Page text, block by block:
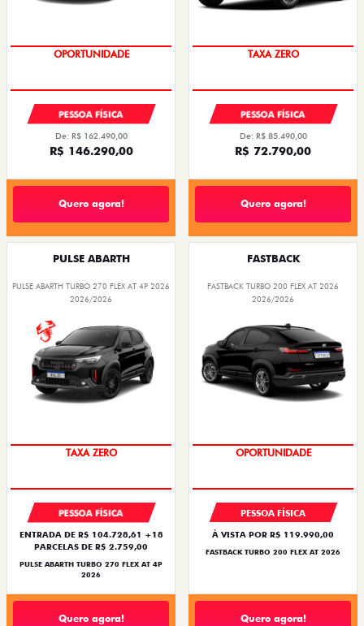
OPORTUNIDADE
PESSOA FÍSICA
De: R$ 162.490,00
R$ 146.290,00
Quero agora!
TAXA ZERO
PESSOA FÍSICA
De: R$ 85.490,00
R$ 72.790,00
Quero agora!
PULSE ABARTH
PULSE ABARTH TURBO 270 FLEX AT 4P 2026
2026/2026
TAXA ZERO
PESSOA FÍSICA
ENTRADA DE R$ 104.728,61 +18
PARCELAS DE R$ 2.759,00
PULSE ABARTH TURBO 270 FLEX AT 4P
2026
Quero agora!
FASTBACK
FASTBACK TURBO 200 FLEX AT 2026
2026/2026
OPORTUNIDADE
PESSOA FÍSICA
À VISTA POR R$ 119.990,00
FASTBACK TURBO 200 FLEX AT 2026
Quero agora!